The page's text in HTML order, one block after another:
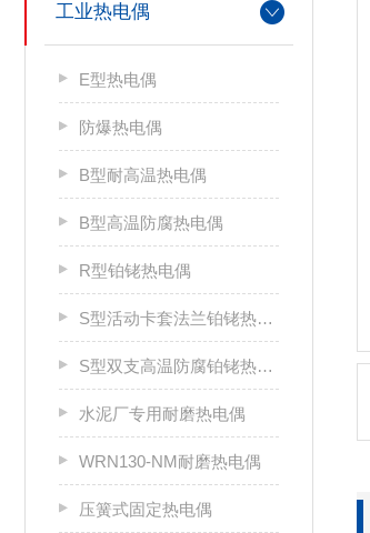
工业热电偶
E型热电偶
防爆热电偶
B型耐高温热电偶
B型高温防腐热电偶
R型铂铑热电偶
S型活动卡套法兰铂铑热电偶
S型双支高温防腐铂铑热电偶
水泥厂专用耐磨热电偶
WRN130-NM耐磨热电偶
压簧式固定热电偶